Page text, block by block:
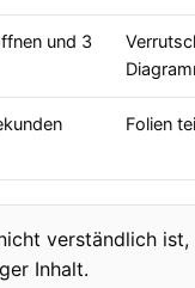
und 3
Folien
verständlich
Inhalt.